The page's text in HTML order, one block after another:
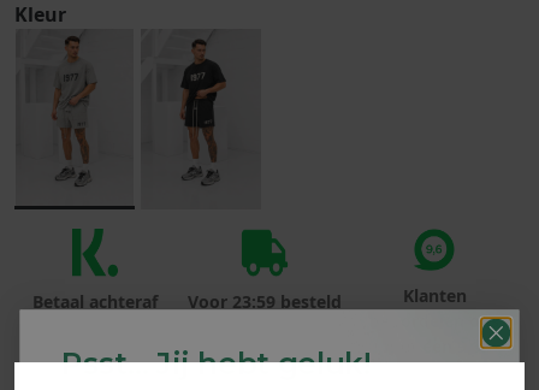
Kleur
Betaal achteraf
Voor 23:59 besteld
Klanten
beoordelen ons
met een 9,6!
Psst... Jij hebt geluk!